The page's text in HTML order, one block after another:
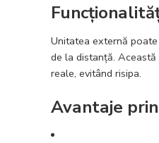
Unitatea externă
de la distanță.
reale, evitând risipa.
Avantaje